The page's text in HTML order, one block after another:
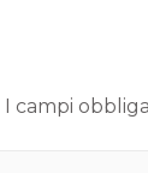
I campi